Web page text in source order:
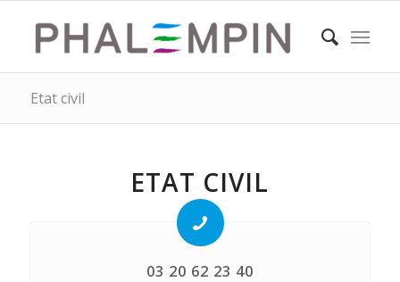
Etat civil
ETAT CIVIL
03 20 62 23 40